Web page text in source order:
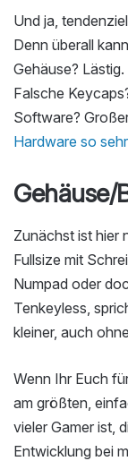
Und ja,
Denn überall
Gehäuse?
Falsche
Software?
Hardware so
Gehäuse/
Zunächst ist hier
Fullsize mit
Numpad oder
Tenkeyless,
kleiner, auch
Wenn Ihr Euch
am größten,
vieler Gamer ist,
Entwicklung bei